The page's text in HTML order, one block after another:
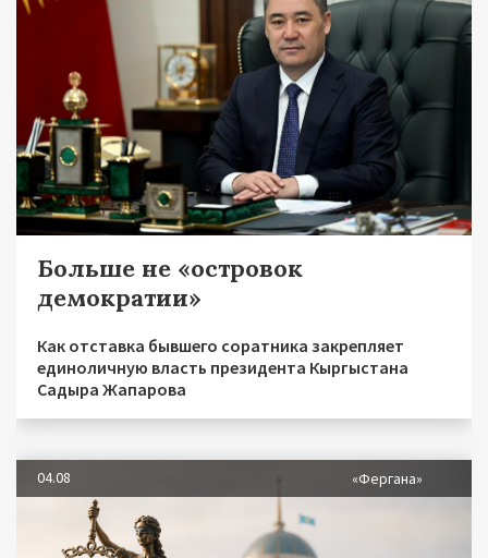
Больше не «островок
демократии»
Как отставка бывшего соратника закрепляет
единоличную власть президента Кыргыстана
Садыра Жапарова
04.08 «Фергана»